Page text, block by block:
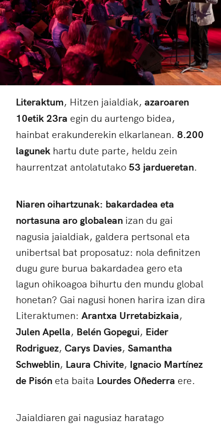
Literaktum, Hitzen jaialdiak, azaroaren
10etik 23ra egin du aurtengo bidea,
hainbat erakunderekin elkarlanean. 8.200
lagunek hartu dute parte, heldu zein
haurrentzat antolatutako53 jardueretan.
Niaren oihartzunak: bakardadea eta
nortasuna aro globalean izan du gai
nagusia jaialdiak, galdera pertsonal eta
unibertsal bat proposatuz: nola definitzen
dugu gure burua bakardadea gero eta
lagun ohikoagoa bihurtu den mundu global
honetan? Gai nagusi honen harira izan dira
Literaktumen: Arantxa Urretabizkaia,
Julen Apella, Belén Gopegui, Eider
Rodriguez, Carys Davies, Samantha
Schweblin, Laura Chivite, Ignacio Martínez
de Pisón eta baita Lourdes Oñederra ere.
Jaialdiaren gai nagusiaz haratago